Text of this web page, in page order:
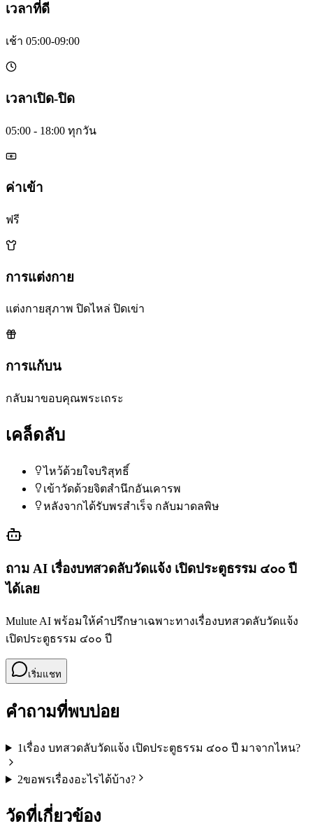
เวลาที่ดี
เช้า 05:00-09:00
เวลาเปิด-ปิด
05:00 - 18:00 ทุกวัน
ค่าเข้า
ฟรี
การแต่งกาย
แต่งกายสุภาพ ปิดไหล่ ปิดเข่า
การแก้บน
กลับมาขอบคุณพระเถระ
เคล็ดลับ
ไหว้ด้วยใจบริสุทธิ์
เข้าวัดด้วยจิตสำนึกอันเคารพ
หลังจากได้รับพรสำเร็จ กลับมาดลพิษ
ถาม AI เรื่องบทสวดลับวัดแจ้ง เปิดประตูธรรม ๔๐๐ ปี
ได้เลย
Mulute AI พร้อมให้คำปรึกษาเฉพาะทางเรื่องบทสวดลับวัดแจ้ง
เปิดประตูธรรม ๔๐๐ ปี
เริ่มแชท
คำถามที่พบบ่อย
1 เรื่อง บทสวดลับวัดแจ้ง เปิดประตูธรรม ๔๐๐ ปี มาจากไหน?
2ขอพรเรื่องอะไรได้บ้าง?
วัดที่เกี่ยวข้อง